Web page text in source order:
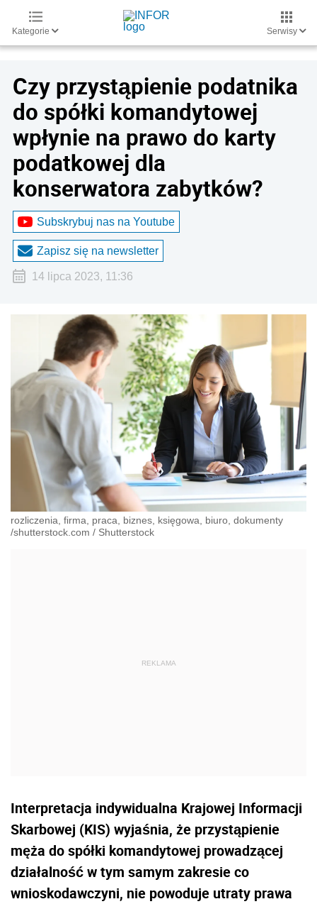
Kategorie Serwisy
Czy przystąpienie podatnika
do spółki komandytowej
wpłynie na prawo do karty
podatkowej dla
konserwatora zabytków?
Subskrybuj nas na Youtube
Zapisz się na newsletter
14 lipca 2023, 11:36
rozliczenia, firma, praca, biznes, księgowa, biuro, dokumenty
/shutterstock.com / Shutterstock
Interpretacja indywidualna Krajowej Informacji
Skarbowej (KIS) wyjaśnia, że przystąpienie
męża do spółki komandytowej prowadzącej
działalność w tym samym zakresie co
wnioskodawczyni, nie powoduje utraty prawa